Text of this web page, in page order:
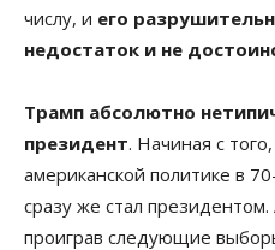
числу, и его
недостаток и не
Трамп абсолютно
президент. Начиная с
американской политике в
сразу же стал
проиграв следующие